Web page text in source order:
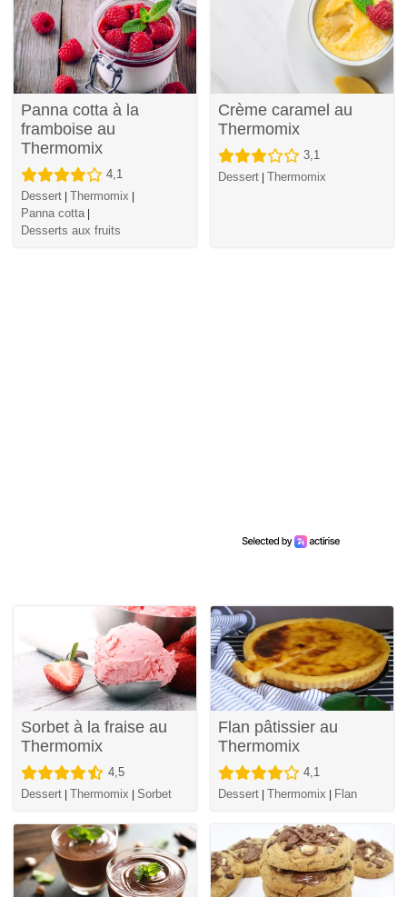
Panna cotta à la
framboise au
Thermomix
4,1
Dessert Thermomix
Panna cotta|
Desserts aux fruits
Crème caramel au
Thermomix
3,1
Dessert Thermomix
Sorbet à la fraise au
Thermomix
4,5
Dessert Thermomix Sorbet
Flan pâtissier au
Thermomix
4,1
Dessert Thermomix Flan